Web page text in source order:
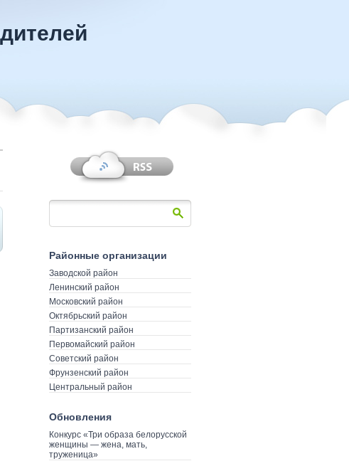
Районные организации
Заводской район
Ленинский район
Московский район
Октябрьский район
Партизанский район
Первомайский район
Советский район
Фрунзенский район
Центральный район
Обновления
Конкурс «Три образа белорусской
женщины — жена, мать,
труженица»